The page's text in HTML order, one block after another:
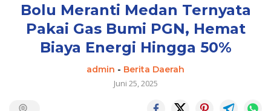
Bolu Meranti Medan Ternyata
Pakai Gas Bumi PGN, Hemat
Biaya Energi Hingga 50%
admin - Berita Daerah
Juni 25, 2025